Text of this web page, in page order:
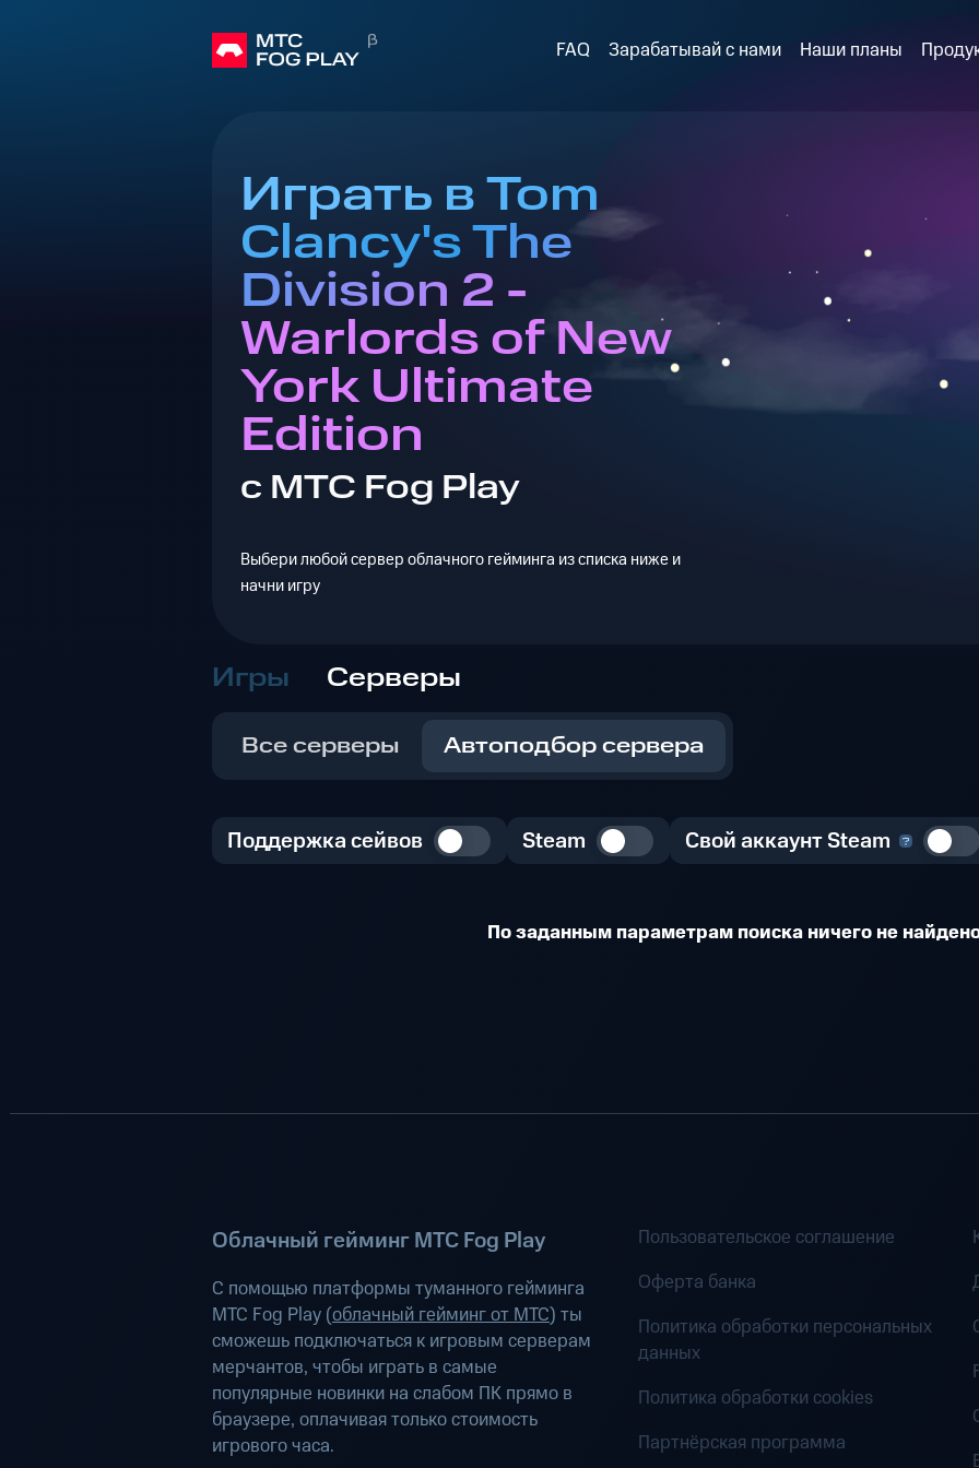
FAQ Зарабатывай с нами Наши планы
Играть в Tom
Clancy's The
Division 2 -
Warlords of New
York Ultimate
Edition
с МТС Fog Play
Выбери любой сервер облачного гейминга из списка ниже и
начни игру
Игры Серверы
Все серверы Автоподбор сервера
Поддержка сейвов Steam Свой аккаунт Steam
По заданным параметрам поиска ничего не
Облачный гейминг МТС Fog Play
С помощью платформы туманного гейминга
МТС Fog Play (облачный гейминг от МТС) ты
сможешь подключаться к игровым серверам
мерчантов, чтобы играть в самые
популярные новинки на слабом ПК прямо в
браузере, оплачивая только стоимость
игрового часа.
Пользовательское соглашение
Оферта банка
Политика обработки персональных
данных
Политика обработки cookies
Партнёрская программа